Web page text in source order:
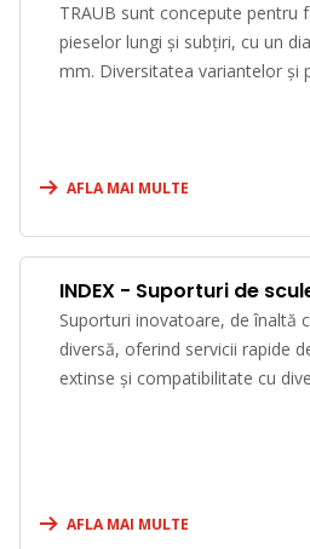
TRAUB sunt concepute pentru
pieselor lungi și subțiri, cu un
mm. Diversitatea variantelor și
AFLA MAI MULTE
INDEX - Suporturi de
Suporturi inovatoare, de înaltă
diversă, oferind servicii rapide
extinse și compatibilitate cu
AFLA MAI MULTE